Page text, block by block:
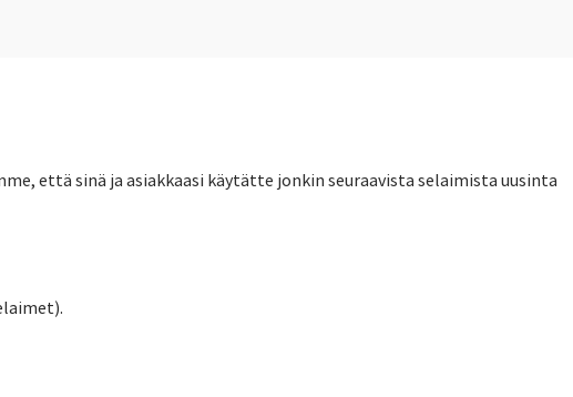
että sinä ja asiakkaasi käytätte jonkin seuraavista selaimista uusinta